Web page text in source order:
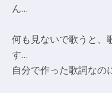
ん…
何も見ないで歌うと、
す…
自分で作った歌詞なの